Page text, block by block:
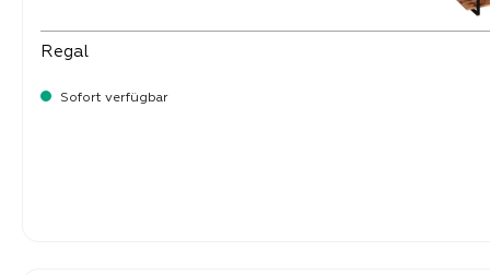
Regal
Sofort verfügbar